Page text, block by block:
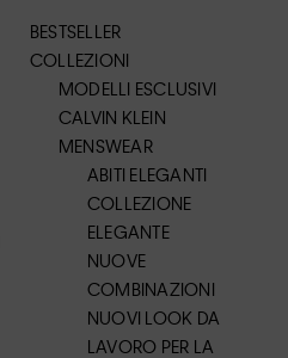
BESTSELLER
COLLEZIONI
MODELLI ESCLUSIVI
CALVIN KLEIN
MENSWEAR
ABITI ELEGANTI
COLLEZIONE
ELEGANTE
NUOVE
COMBINAZIONI
NUOVI LOOK DA
LAVORO PER LA